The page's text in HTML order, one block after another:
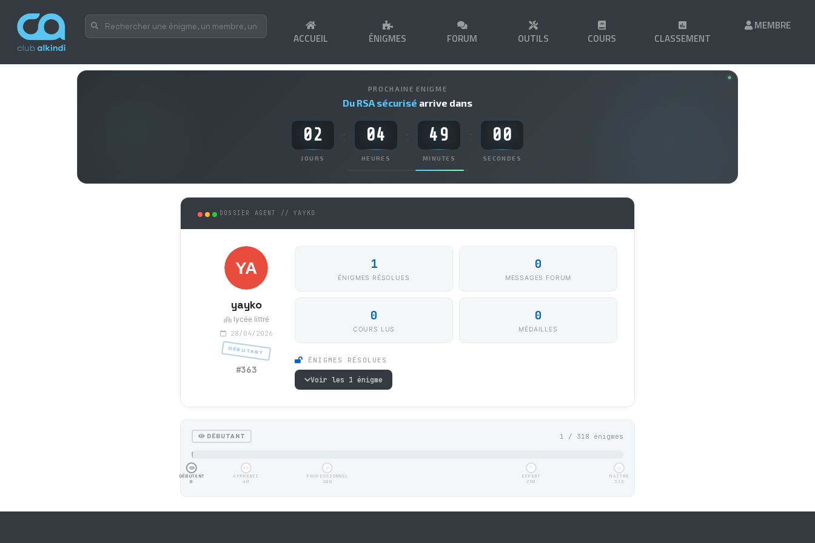
ACCUEIL ÉNIGMES FORUM OUTILS COURS CLASSEMENT
MEMBRE
PROCHAINE ENIGME
Du RSA sécurisé arrive dans
02
JOURS
04
HEURES
49
MINUTES
00
SECONDES
DOSSIER AGENT // YAYKO
yayko
lycée littré
28/04/2026
DÉBUTANT
#363
1
ÉNIGMES RÉSOLUES
0
MESSAGES FORUM
0
COURS LUS
0
MÉDAILLES
ÉNIGMES RÉSOLUES
Voir les 1 énigme
DÉBUTANT 1 / 318 énigmes
DÉBUTANT
0
APPRENTI
40
PROFESSIONNEL
100
EXPERT
250
MAÎTRE
315